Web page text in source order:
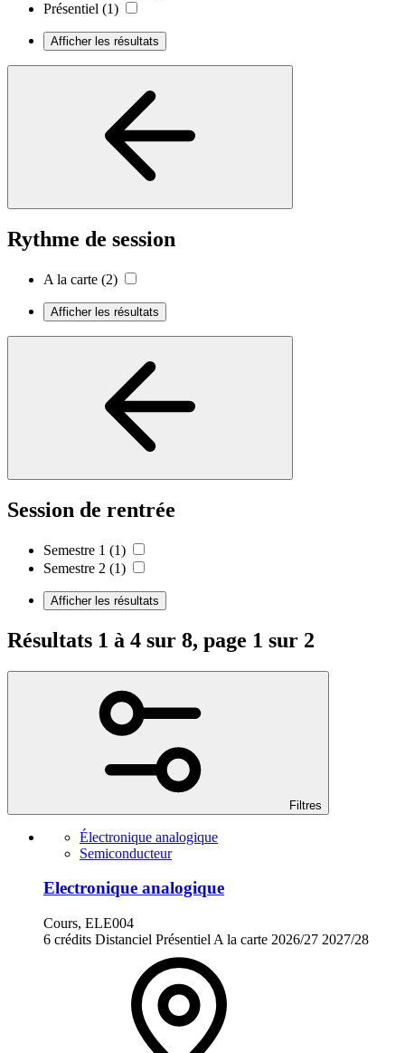
Présentiel (1)
Afficher les résultats
Rythme de session
A la carte (2)
Afficher les résultats
Session de rentrée
Semestre 1 (1)
Semestre 2 (1)
Afficher les résultats
Résultats 1 à 4 sur 8, page 1 sur 2
Filtres
Électronique analogique
Semiconducteur
Electronique analogique
Cours, ELE004
6 crédits Distanciel Présentiel A la carte 2026/27 2027/28